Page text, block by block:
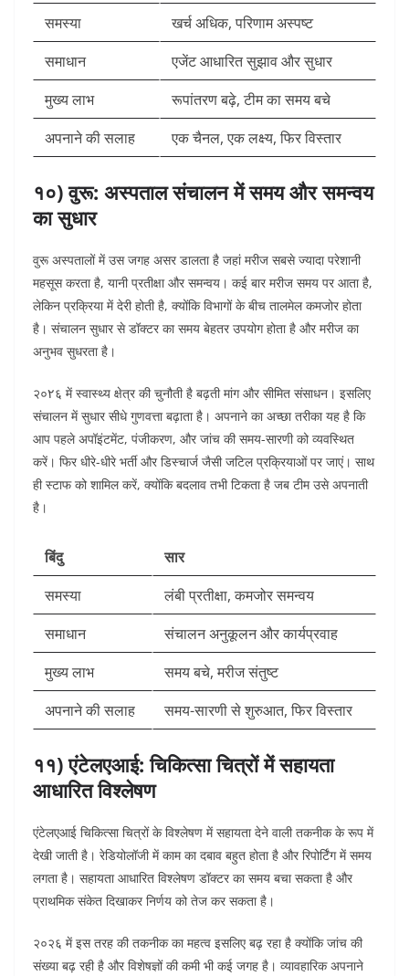
समस्या
खर्च अधिक, परिणाम अस्पष्ट
समाधान
एजेंट आधारित सुझाव और सुधार
मुख्य लाभ
रूपांतरण बढ़े, टीम का समय बचे
अपनाने की सलाह
एक चैनल, एक लक्ष्य, फिर विस्तार
१०) वुरू: अस्पताल संचालन में समय और समन्वय
का सुधार
वुरू अस्पतालों में उस जगह असर डालता है जहां मरीज सबसे ज्यादा परेशानी
महसूस करता है, यानी प्रतीक्षा और समन्वय। कई बार मरीज समय पर आता है,
लेकिन प्रक्रिया में देरी होती है, क्योंकि विभागों के बीच तालमेल कमजोर होता
है। संचालन सुधार से डॉक्टर का समय बेहतर उपयोग होता है और मरीज का
अनुभव सुधरता है।
२०۲६ में स्वास्थ्य क्षेत्र की चुनौती है बढ़ती मांग और सीमित संसाधन। इसलिए
संचालन में सुधार सीधे गुणवत्ता बढ़ाता है। अपनाने का अच्छा तरीका यह है कि
आप पहले अपॉइंटमेंट, पंजीकरण, और जांच की समय-सारणी को व्यवस्थित
करें। फिर धीरे-धीरे भर्ती और डिस्चार्ज जैसी जटिल प्रक्रियाओं पर जाएं। साथ
ही स्टाफ को शामिल करें, क्योंकि बदलाव तभी टिकता है जब टीम उसे अपनाती
है।
बिंदु
सार
समस्या
लंबी प्रतीक्षा, कमजोर समन्वय
समाधान
संचालन अनुकूलन और कार्यप्रवाह
मुख्य लाभ
समय बचे, मरीज संतुष्ट
अपनाने की सलाह
समय-सारणी से शुरुआत, फिर विस्तार
११) एंटेलएआई: चिकित्सा चित्रों में सहायता
आधारित विश्लेषण
एंटेलएआई चिकित्सा चित्रों के विश्लेषण में सहायता देने वाली तकनीक के रूप में
देखी जाती है। रेडियोलॉजी में काम का दबाव बहुत होता है और रिपोर्टिंग में समय
लगता है। सहायता आधारित विश्लेषण डॉक्टर का समय बचा सकता है और
प्राथमिक संकेत दिखाकर निर्णय को तेज कर सकता है।
२०२६ में इस तरह की तकनीक का महत्व इसलिए बढ़ रहा है क्योंकि जांच की
संख्या बढ़ रही है और विशेषज्ञों की कमी भी कई जगह है। व्यावहारिक अपनाने